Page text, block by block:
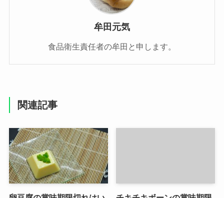
牟田元気
食品衛生責任者の牟田と申します。
関連記事